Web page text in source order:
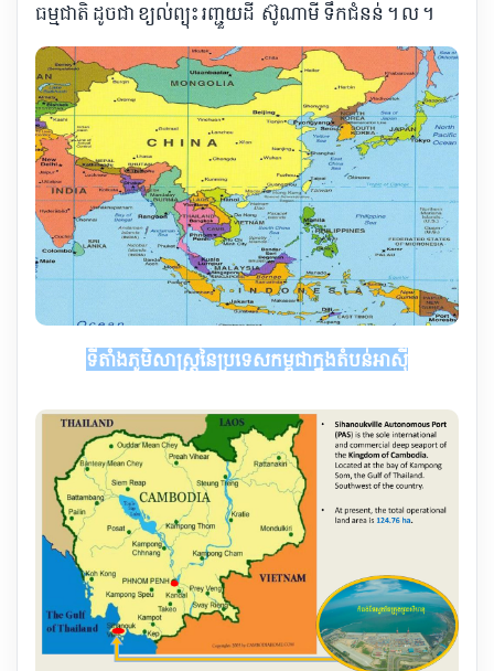
ធម្មជាតិ ដូចជា ខ្យល់ព្យុះ រញ្ជួយ​ដី ស៊ូ​ណា​មី ទឹកជំនន់ ។ ល ។​
ទី​តាំង​ភូមិ​សាស្ត្រ​នៃ​ប្រទេស​កម្ពុជា​ក្នុង​តំបន់​អាស៊ី